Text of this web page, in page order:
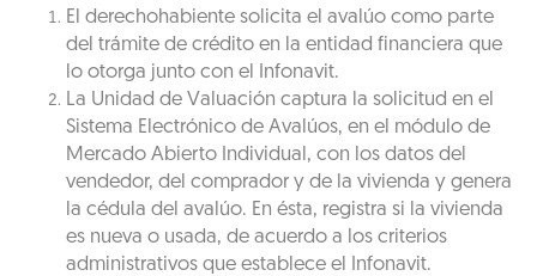
El derechohabiente solicita el avalúo como parte
del trámite de crédito en la entidad financiera que
lo otorga junto con el Infonavit.
La Unidad de Valuación captura la solicitud en el
Sistema Electrónico de Avalúos, en el módulo de
Mercado Abierto Individual, con los datos del
vendedor, del comprador y de la vivienda y genera
la cédula del avalúo. En ésta, registra si la vivienda
es nueva o usada, de acuerdo a los criterios
administrativos que establece el Infonavit.